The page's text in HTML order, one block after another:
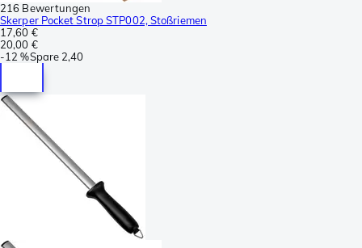
216 Bewertungen
Skerper Pocket Strop STP002, Stoßriemen
17,60 €
20,00 €
-12 %Spare 2,40